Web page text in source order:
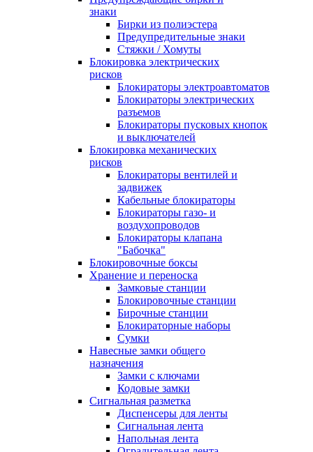
знаки
Бирки из полиэстера
Предупредительные знаки
Стяжки / Хомуты
Блокировка электрических
рисков
Блокираторы электроавтоматов
Блокираторы электрических
разъемов
Блокираторы пусковых кнопок
и выключателей
Блокировка механических
рисков
Блокираторы вентилей и
задвижек
Кабельные блокираторы
Блокираторы газо- и
воздухопроводов
Блокираторы клапана
"Бабочка"
Блокировочные боксы
Хранение и переноска
Замковые станции
Блокировочные станции
Бирочные станции
Блокираторные наборы
Сумки
Навесные замки общего
назначения
Замки с ключами
Кодовые замки
Сигнальная разметка
Диспенсеры для ленты
Сигнальная лента
Напольная лента